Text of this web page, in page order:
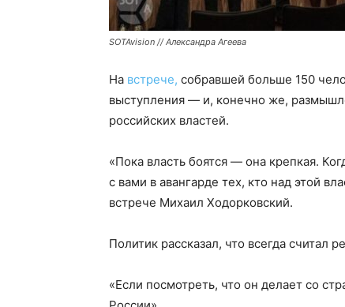
SOTAvision // Александра Агеева
На встрече, собравшей больше 150
выступления — и, конечно же,
российских властей.
«Пока власть боятся — она крепкая.
с вами в авангарде тех, кто над этой
встрече Михаил Ходорковский.
Политик рассказал, что всегда считал
«Если посмотреть, что он делает со